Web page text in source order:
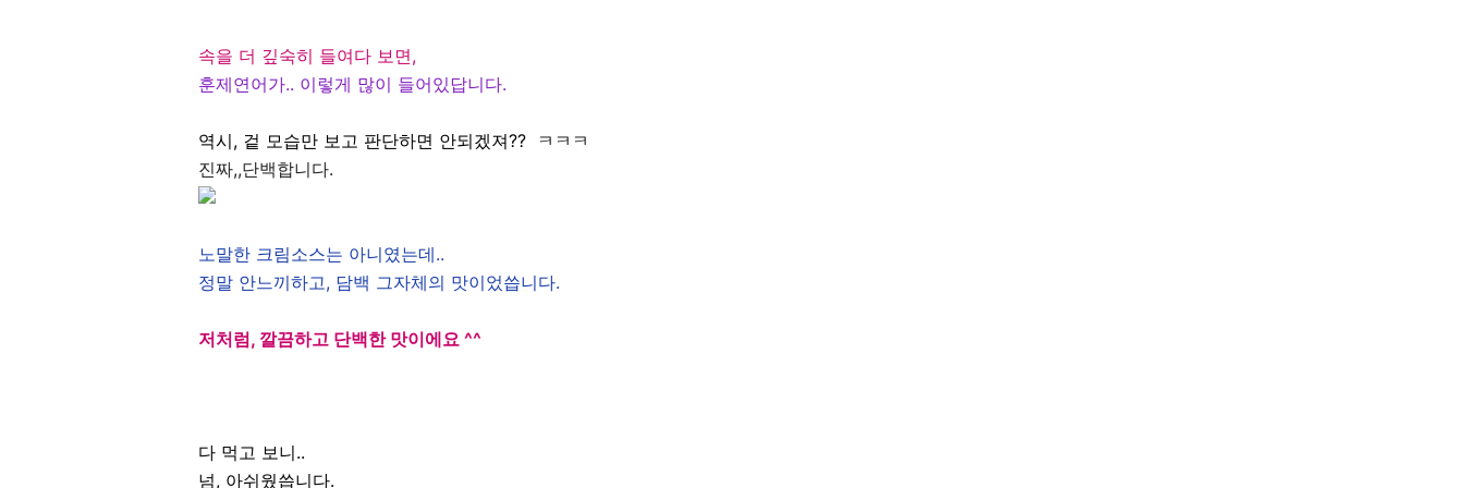
속을 더 깊숙히 들여다 보면,
훈제연어가.. 이렇게 많이 들어있답니다.
역시, 겉 모습만 보고 판단하면 안되겠져?? ㅋㅋㅋ
진짜,,단백합니다.
노말한 크림소스는 아니였는데..
정말 안느끼하고, 담백 그자체의 맛이었씁니다.
저처럼, 깔끔하고 단백한 맛이에요 ^^
다 먹고 보니..
넘, 아쉬웠씁니다.